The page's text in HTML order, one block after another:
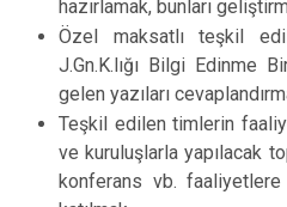
hazırlamak, bunları
Özel maksatlı teşkil
J.Gn.K.lığı Bilgi Edinme
gelen yazıları
Teşkil edilen timlerin
ve kuruluşlarla yapılacak
konferans vb. faaliyetlere